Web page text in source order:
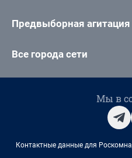
Предвыборная агитация
Все города сети
Мы в
Контактные данные для